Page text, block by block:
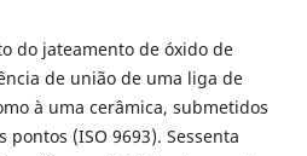
do jateamento de óxido de
de união de uma liga de
à uma cerâmica, submetidos
(ISO 9693). Sessenta